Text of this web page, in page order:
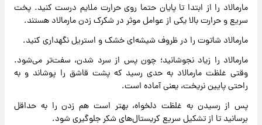
مارمالاد را از ابتدا تا پایان حتما روی حرارت ملایم درست کنید. پخت
سریع و حرارت بالا یکی از عوامل موثر در شکرک زدن مارمالاد هستند.
مارمالاد شاتوت را در ظروف شیشه‌ای خشک و استریل نگهداری کنید.
مارمالاد را زیاد نجوشانید؛ چون پس از سرد شدن، سفت‌تر می‌شود.
وقتی غلظت مارمالاد به حدی رسید که پشت قاشق را پوشاند و به
راحتی پایین نریخت، یعنی آماده است.
پس از رسیدن به غلظت دلخواه، بهتر است هم زدن را به حداقل
برسانید تا از تشکیل سریع کریستال‌های شکر جلوگیری شود.